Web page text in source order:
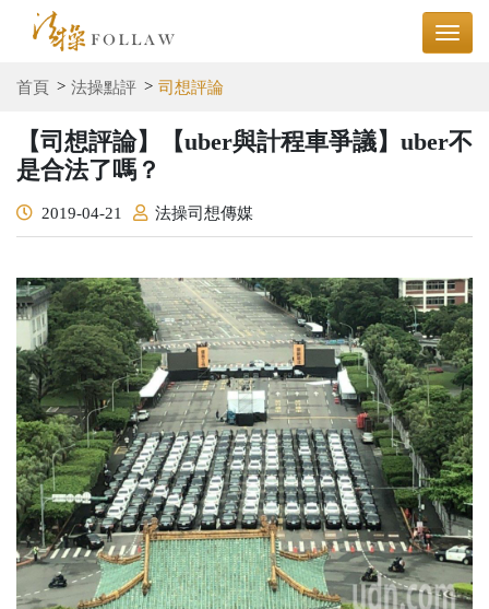
首頁 法操點評 司想評論
【司想評論】【uber與計程車爭議】uber不
是合法了嗎？
2019-04-21 法操司想傳媒